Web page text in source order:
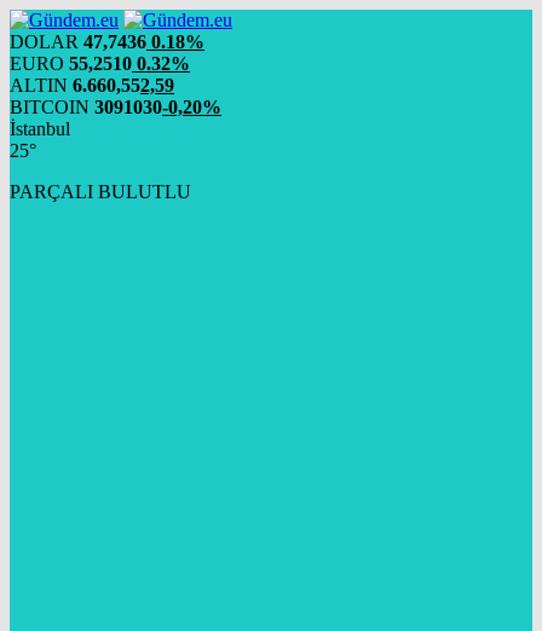
DOLAR 47,7436 0.18%
EURO 55,2510 0.32%
ALTIN 6.660,552,59
BITCOIN 3091030-0,20%
İstanbul
25°
PARÇALI BULUTLU